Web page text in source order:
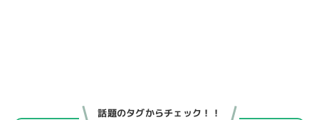
話題のタグからチェック！！